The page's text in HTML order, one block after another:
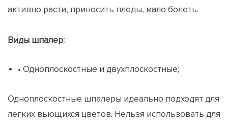
активно расти, приносить плоды, мало болеть.
Виды шпалер:
• Одноплоскостные и двухплоскостные;
Одноплоскостные шпалеры идеально подходят для
легких вьющихся цветов. Нельзя использовать для